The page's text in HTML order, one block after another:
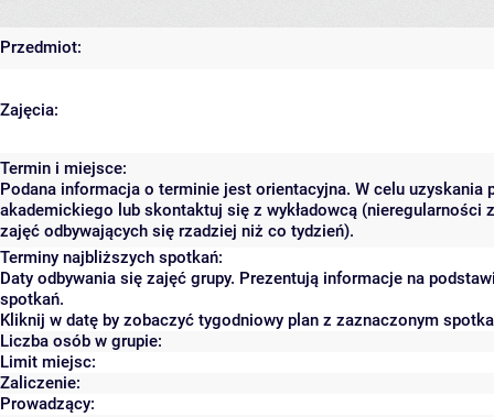
Przedmiot:
Zajęcia:
Termin i miejsce:
Podana informacja o terminie jest orientacyjna. W celu
akademickiego lub skontaktuj się z wykładowcą (nieregularności
zajęć odbywających się rzadziej niż co tydzień).
Terminy najbliższych spotkań:
Daty odbywania się zajęć grupy. Prezentują informacje na
spotkań.
Kliknij w datę by zobaczyć tygodniowy plan z zaznaczonym
Liczba osób w grupie:
Limit miejsc:
Zaliczenie:
Prowadzący: